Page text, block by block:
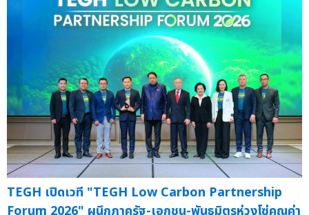
TEGH เปิดเวที "TEGH Low Carbon Partnership